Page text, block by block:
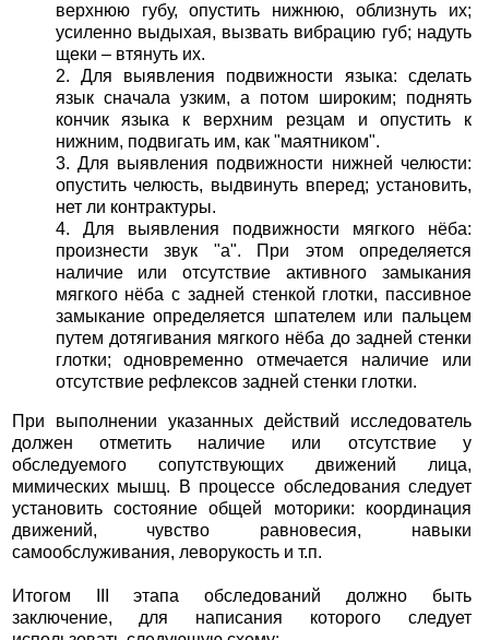
верхнюю губу, опустить нижнюю, облизнуть их;
усиленно выдыхая, вызвать вибрацию губ; надуть
щеки – втянуть их.
2. Для выявления подвижности языка: сделать
язык сначала узким, а потом широким; поднять
кончик языка к верхним резцам и опустить к
нижним, подвигать им, как "маятником".
3. Для выявления подвижности нижней челюсти:
опустить челюсть, выдвинуть вперед; установить,
нет ли контрактуры.
4. Для выявления подвижности мягкого нёба:
произнести звук "а". При этом определяется
наличие или отсутствие активного замыкания
мягкого нёба с задней стенкой глотки, пассивное
замыкание определяется шпателем или пальцем
путем дотягивания мягкого нёба до задней стенки
глотки; одновременно отмечается наличие или
отсутствие рефлексов задней стенки глотки.
При выполнении указанных действий исследователь
должен отметить наличие или отсутствие у
обследуемого сопутствующих движений лица,
мимических мышц. В процессе обследования следует
установить состояние общей моторики: координация
движений, чувство равновесия, навыки
самообслуживания, леворукость и т.п.
Итогом III этапа обследований должно быть
заключение, для написания которого следует